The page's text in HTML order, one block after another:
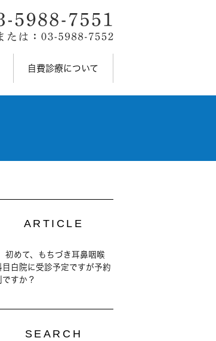
自費診療について
ARTICLE
初めて、もちづき耳鼻咽喉
目白院に受診予定ですが予約
ですか？
SEARCH